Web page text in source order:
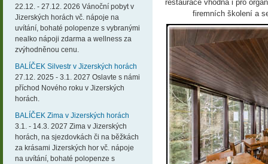
22.12. - 27.12. 2026 Vánoční pobyt v
Jizerských horách vč. nápoje na
uvítání, bohaté polopenze s vybranými
nealko nápoji zdarma a wellness za
zvýhodněnou cenu.
BALÍČEK Silvestr v Jizerských horách
27.12. 2025 - 3.1. 2027 Oslavte s námi
příchod Nového roku v Jizerských
horách.
BALÍČEK Zima v Jizerských horách
3.1. - 14.3. 2027 Zima v Jizerských
horách, na sjezdovkách či na běžkách
za krásami Jizerských hor vč. nápoje
na uvítání, bohaté polopenze s
restaurace vhodná i pro
firemních školení a